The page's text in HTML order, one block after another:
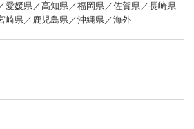
愛媛県／高知県／福岡県／佐賀県／長崎県
崎県／鹿児島県／沖縄県／海外